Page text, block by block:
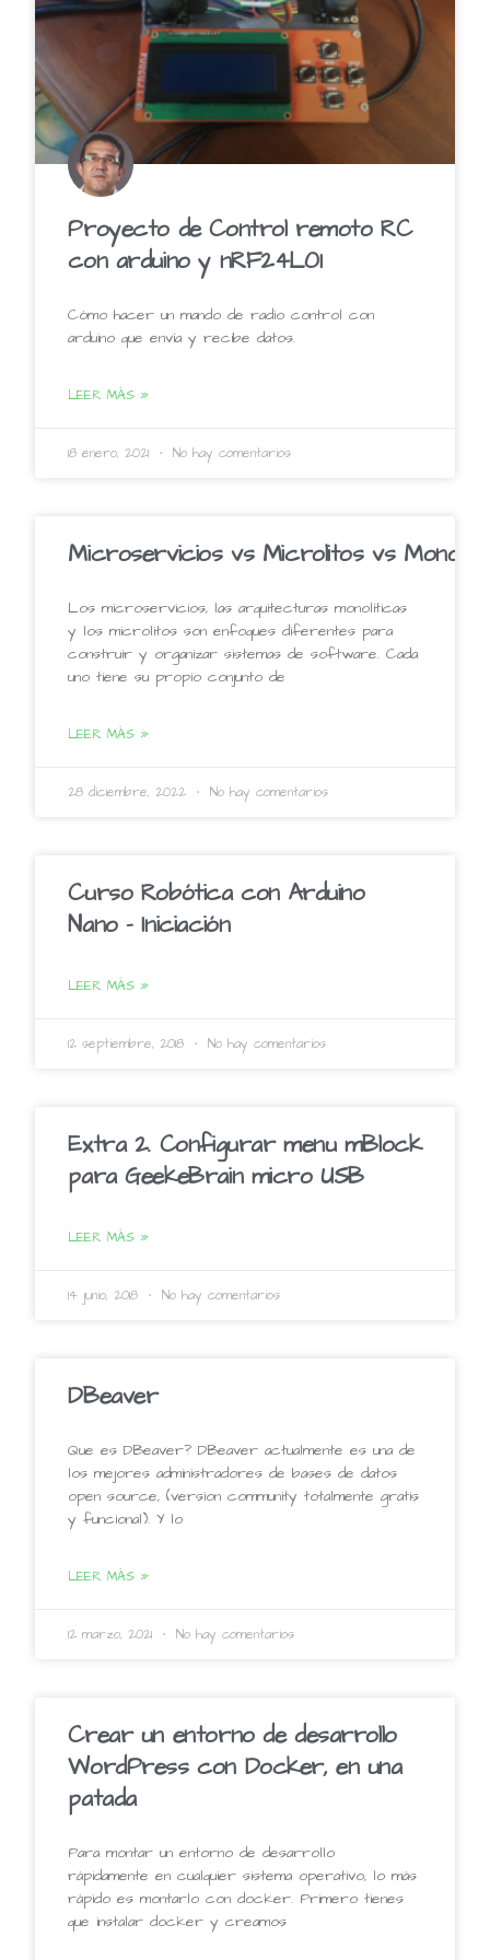
Proyecto de Control remoto RC
con arduino y nRF24L01
Cómo hacer un mando de radio control con
arduino que envía y recibe datos.
LEER MÁS »
18 enero, 2021 No hay comentarios
Microservicios vs Microlitos vs
Los microservicios, las arquitecturas monolíticas
y los microlitos son enfoques diferentes para
construir y organizar sistemas de software. Cada
uno tiene su propio conjunto de
LEER MÁS »
28 diciembre, 2022 No hay comentarios
Curso Robótica con Arduino
Nano – Iniciación
LEER MÁS »
12 septiembre, 2018 No hay comentarios
Extra 2. Configurar menu mBlock
para GeekeBrain micro USB
LEER MÁS »
14 junio, 2018 No hay comentarios
DBeaver
Que es DBeaver? DBeaver actualmente es una de
los mejores administradores de bases de datos
open source, (version community totalmente gratis
y funcional). Y lo
LEER MÁS »
12 marzo, 2021 No hay comentarios
Crear un entorno de desarrollo
WordPress con Docker, en una
patada
Para montar un entorno de desarrollo
rápidamente en cualquier sistema operativo, lo más
rápido es montarlo con docker. Primero tienes
que instalar docker y creamos